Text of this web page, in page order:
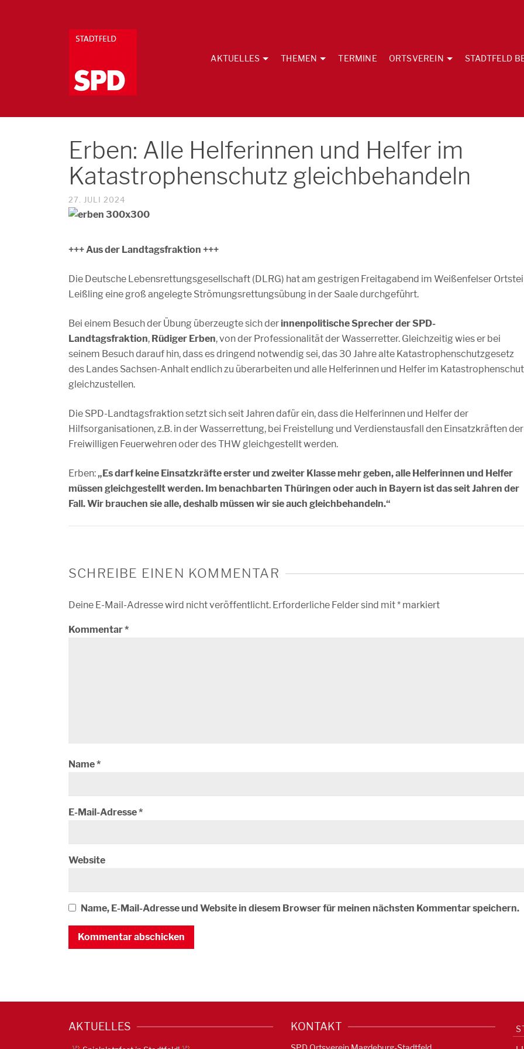
AKTUELLES THEMEN TERMINE ORTSVEREIN STADTFELD
Erben: Alle Helferinnen und Helfer im
Katastrophenschutz gleichbehandeln
27. JULI 2024
+++ Aus der Landtagsfraktion +++
Die Deutsche Lebensrettungsgesellschaft (DLRG) hat am gestrigen Freitagabend im Weißenfelser
Leißling eine groß angelegte Strömungsrettungsübung in der Saale durchgeführt.
Bei einem Besuch der Übung überzeugte sich der innenpolitische Sprecher der SPD-
Landtagsfraktion, Rüdiger Erben, von der Professionalität der Wasserretter. Gleichzeitig wies er bei
seinem Besuch darauf hin, dass es dringend notwendig sei, das 30 Jahre alte Katastrophenschutzgesetz
des Landes Sachsen-Anhalt endlich zu überarbeiten und alle Helferinnen und Helfer im
gleichzustellen.
Die SPD-Landtagsfraktion setzt sich seit Jahren dafür ein, dass die Helferinnen und Helfer der
Hilfsorganisationen, z.B. in der Wasserrettung, bei Freistellung und Verdienstausfall den Einsatzkräften der
Freiwilligen Feuerwehren oder des THW gleichgestellt werden.
Erben:„Es darf keine Einsatzkräfte erster und zweiter Klasse mehr geben, alle Helferinnen und Helfer
müssen gleichgestellt werden. Im benachbarten Thüringen oder auch in Bayern ist das seit Jahren der
Fall. Wir brauchen sie alle, deshalb müssen wir sie auch gleichbehandeln.“
SCHREIBE EINEN KOMMENTAR
Deine E-Mail-Adresse wird nicht veröffentlicht. Erforderliche Felder sind mit* markiert
Kommentar*
Name*
E-Mail-Adresse*
Website
Name, E-Mail-Adresse und Website in diesem Browser für meinen nächsten Kommentar speichern.
AKTUELLES KONTAKT